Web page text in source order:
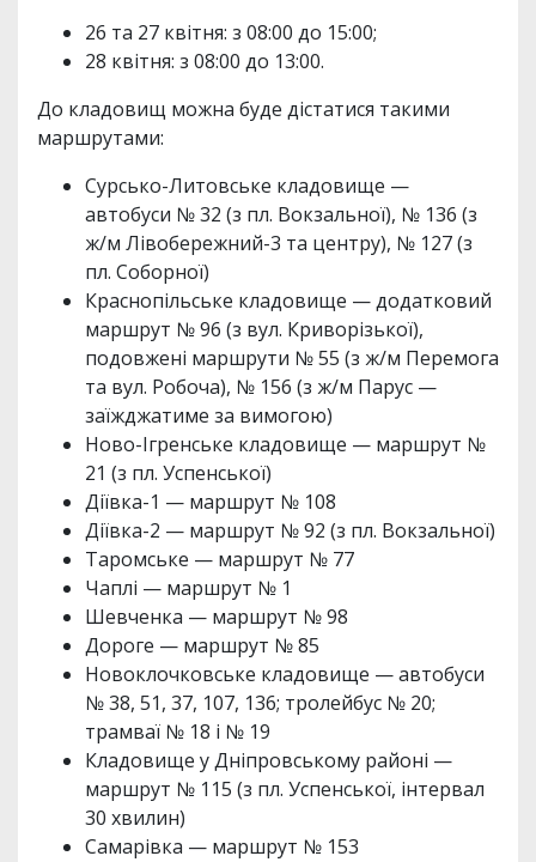
26 та 27 квітня: з 08:00 до 15:00;
28 квітня: з 08:00 до 13:00.
До кладовищ можна буде дістатися такими
маршрутами:
Сурсько-Литовське кладовище —
автобуси № 32 (з пл. Вокзальної), № 136 (з
ж/м Лівобережний-3 та центру), № 127 (з
пл. Соборної)
Краснопільське кладовище — додатковий
маршрут № 96 (з вул. Криворізької),
подовжені маршрути № 55 (з ж/м Перемога
та вул. Робоча), № 156 (з ж/м Парус —
заїжджатиме за вимогою)
Ново-Ігренське кладовище — маршрут №
21 (з пл. Успенської)
Діївка-1 — маршрут № 108
Діївка-2 — маршрут № 92 (з пл. Вокзальної)
Таромське — маршрут № 77
Чаплі — маршрут № 1
Шевченка — маршрут № 98
Дороге — маршрут № 85
Новоклочковське кладовище — автобуси
№ 38, 51, 37, 107, 136; тролейбус № 20;
трамваї № 18 і № 19
Кладовище у Дніпровському районі —
маршрут № 115 (з пл. Успенської, інтервал
30 хвилин)
Самарівка — маршрут № 153